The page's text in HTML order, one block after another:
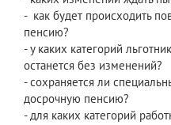
- как будет происходить
пенсию?
- у каких категорий
останется без изменений?
- сохраняется ли
досрочную пенсию?
- для каких категорий